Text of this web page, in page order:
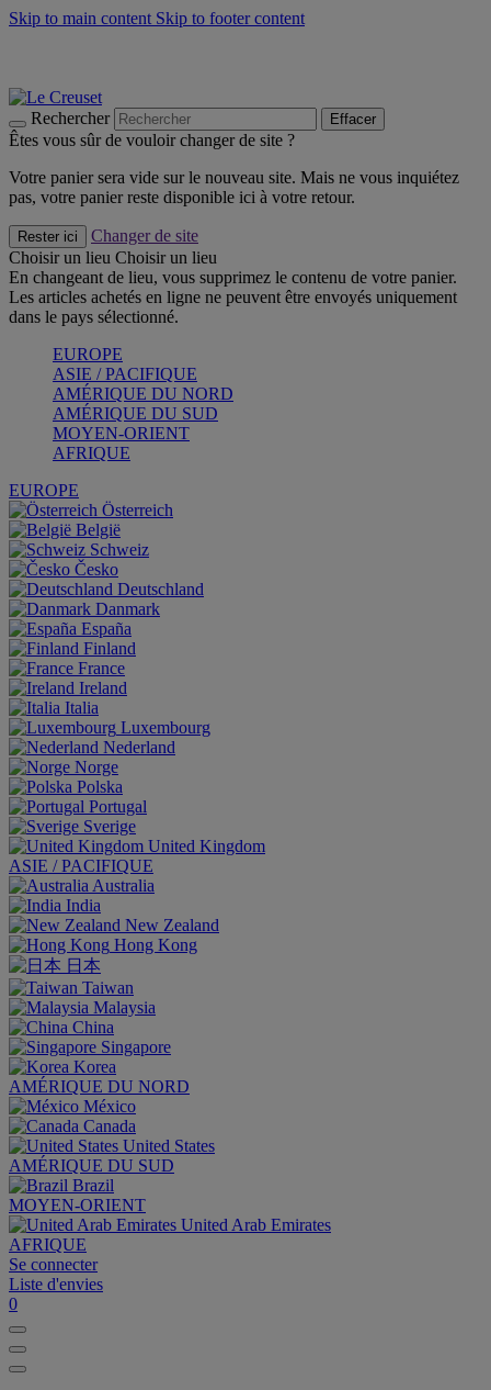
Skip to main content Skip to footer content
Rechercher Effacer
Êtes vous sûr de vouloir changer de site ?
Votre panier sera vide sur le nouveau site. Mais ne vous inquiétez
pas, votre panier reste disponible ici à votre retour.
Rester ici
Changer de site
Choisir un lieu Choisir un lieu
En changeant de lieu, vous supprimez le contenu de votre panier.
Les articles achetés en ligne ne peuvent être envoyés uniquement
dans le pays sélectionné.
EUROPE
ASIE / PACIFIQUE
AMÉRIQUE DU NORD
AMÉRIQUE DU SUD
MOYEN-ORIENT
AFRIQUE
EUROPE
Österreich
België
Schweiz
Česko
Deutschland
Danmark
España
Finland
France
Ireland
Italia
Luxembourg
Nederland
Norge
Polska
Portugal
Sverige
United Kingdom
ASIE / PACIFIQUE
Australia
India
New Zealand
Hong Kong
日本
Taiwan
Malaysia
China
Singapore
Korea
AMÉRIQUE DU NORD
México
Canada
United States
AMÉRIQUE DU SUD
Brazil
MOYEN-ORIENT
United Arab Emirates
AFRIQUE
Se connecter
Liste d'envies
0